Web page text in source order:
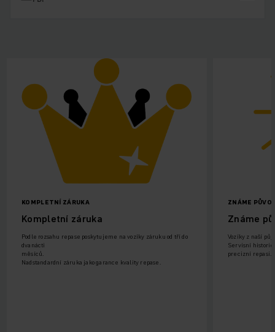
KOMPLETNÍ ZÁRUKA
Kompletní záruka
Podle rozsahu repase poskytujeme na vozíky záruku od tří do
dvanácti
měsíců.
Nadstandardní záruka jako garance kvality repase.
ZNÁME
Známe
Vozíky z naší
Servisní
precizní repasi.